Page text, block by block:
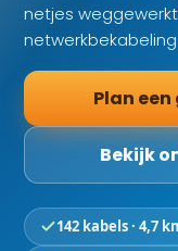
netjes
Plan
Bekijk
142 kabels · 4,7